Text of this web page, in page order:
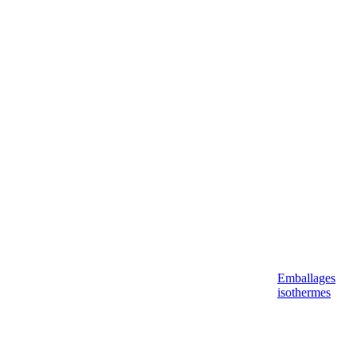
Emballages
isothermes